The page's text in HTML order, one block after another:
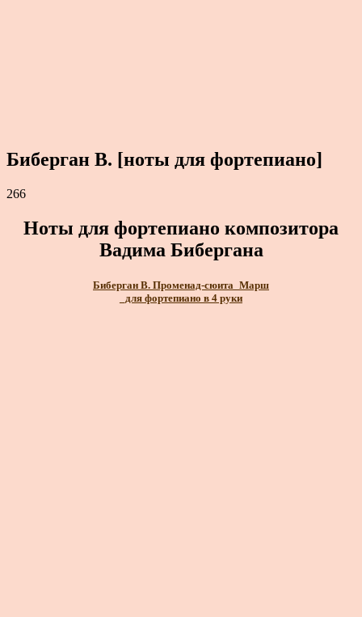
Биберган В. [ноты для фортепиано]
266
Ноты для фортепиано композитора
Вадима Бибергана
Биберган В. Променад-сюита_Марш
_для фортепиано в 4 руки